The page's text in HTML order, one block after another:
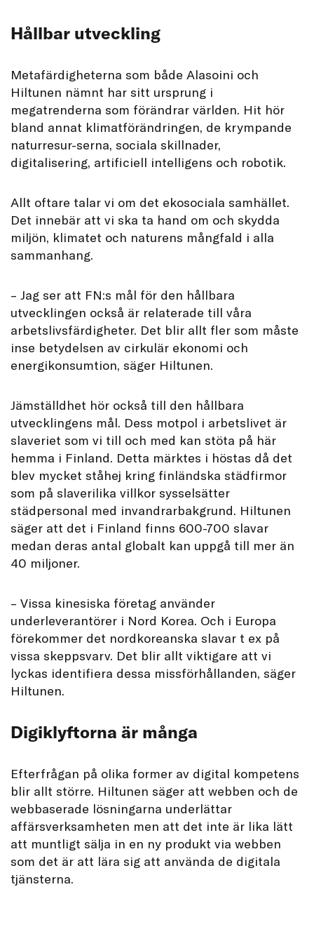
Hållbar utveckling
Metafärdigheterna som både Alasoini och
Hiltunen nämnt har sitt ursprung i
megatrenderna som förändrar världen. Hit hör
bland annat klimatförändringen, de krympande
naturresur-serna, sociala skillnader,
digitalisering, artificiell intelligens och robotik.
Allt oftare talar vi om det ekosociala samhället.
Det innebär att vi ska ta hand om och skydda
miljön, klimatet och naturens mångfald i alla
sammanhang.
– Jag ser att FN:s mål för den hållbara
utvecklingen också är relaterade till våra
arbetslivsfärdigheter. Det blir allt fler som måste
inse betydelsen av cirkulär ekonomi och
energikonsumtion, säger Hiltunen.
Jämställdhet hör också till den hållbara
utvecklingens mål. Dess motpol i arbetslivet är
slaveriet som vi till och med kan stöta på här
hemma i Finland. Detta märktes i höstas då det
blev mycket ståhej kring finländska städfirmor
som på slaverilika villkor sysselsätter
städpersonal med invandrarbakgrund. Hiltunen
säger att det i Finland finns 600-700 slavar
medan deras antal globalt kan uppgå till mer än
40 miljoner.
– Vissa kinesiska företag använder
underleverantörer i Nord Korea. Och i Europa
förekommer det nordkoreanska slavar t ex på
vissa skeppsvarv. Det blir allt viktigare att vi
lyckas identifiera dessa missförhållanden, säger
Hiltunen.
Digiklyftorna är många
Efterfrågan på olika former av digital kompetens
blir allt större. Hiltunen säger att webben och de
webbaserade lösningarna underlättar
affärsverksamheten men att det inte är lika lätt
att muntligt sälja in en ny produkt via webben
som det är att lära sig att använda de digitala
tjänsterna.